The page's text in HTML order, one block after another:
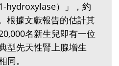
hydroxylase）」，約
根據文獻報告的估計其
名新生兒即有一位
型先天性腎上腺增生
同。